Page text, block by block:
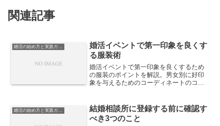
関連記事
婚活の始め方と実践ガイド
婚活イベントで第一印象を良くす
る服装術
婚活イベントで第一印象を良くするため
の服装のポイントを解説。男女別に好印
象を与えるためのコーディネートのコツ
結婚相談所に登録する前に確認す
べき3つのこと